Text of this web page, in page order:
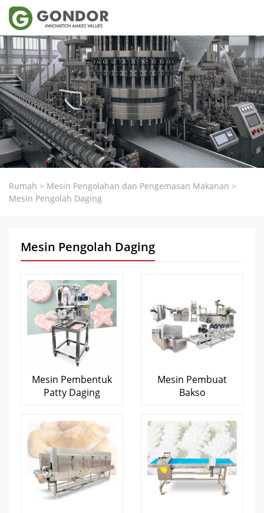
Rumah > Mesin Pengolahan dan Pengemasan Makanan >
Mesin Pengolah Daging
Mesin Pengolah Daging
Mesin Pembentuk
Patty Daging
Mesin Pembuat
Bakso